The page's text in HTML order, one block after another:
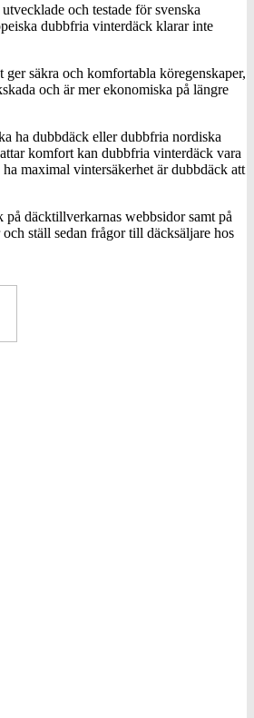
och testade för svenska
dubbfria vinterdäck klarar inte
säkra och komfortabla köregenskaper,
och är mer ekonomiska på längre
ha dubbdäck eller dubbfria nordiska
komfort kan dubbfria vinterdäck vara
maximal vintersäkerhet är dubbdäck att
däcktillverkarnas webbsidor samt på
ställ sedan frågor till däcksäljare hos